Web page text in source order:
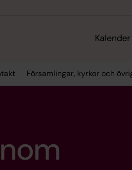
Kalender
Församlingar, kyrkor och